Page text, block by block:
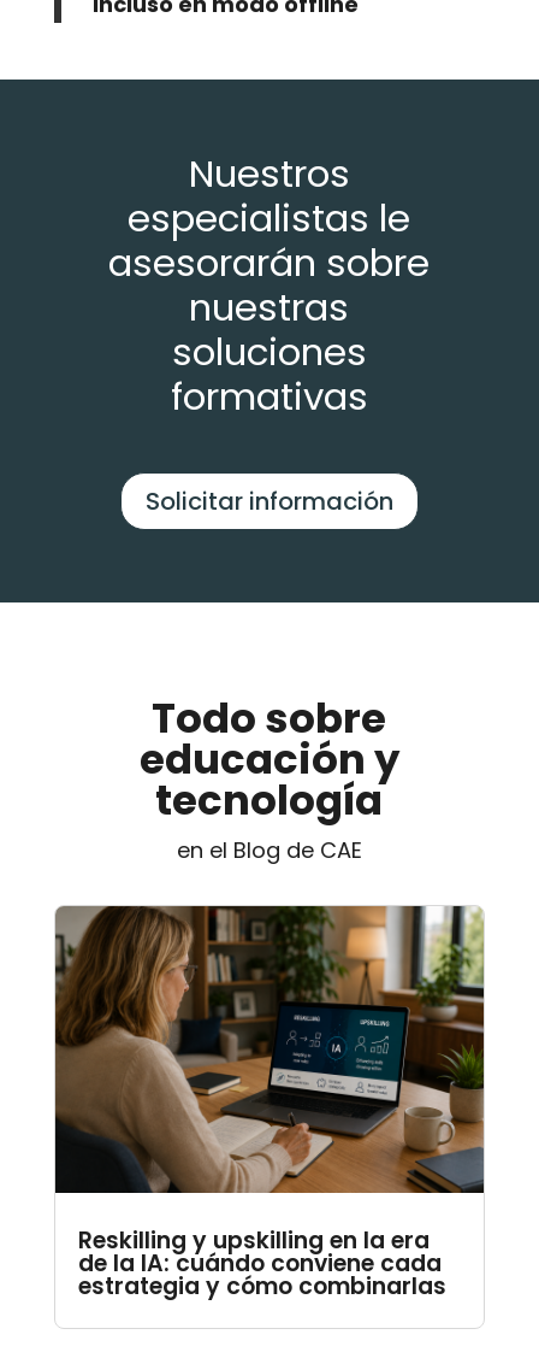
Nuestros
especialistas le
asesorarán sobre
nuestras
soluciones
formativas
Solicitar información
Todo sobre
educación y
tecnología
en el Blog de CAE
Reskilling y upskilling en la era
de la IA: cuándo conviene cada
estrategia y cómo combinarlas